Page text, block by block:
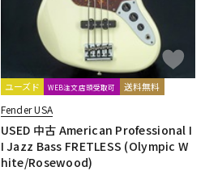
ユーズド WEB注文店頭受取可 送料無料
Fender USA
USED 中古 American Professional I
I Jazz Bass FRETLESS (Olympic W
hite/Rosewood)